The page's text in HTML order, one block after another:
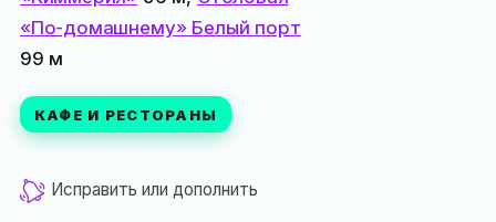
«По-домашнему» Белый порт
99 м
КАФЕ И РЕСТОРАНЫ
Исправить или дополнить